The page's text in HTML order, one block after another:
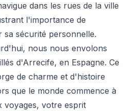
dans les rues de la ville
l'importance de
sécurité personnelle.
nous nous envolons
d'Arrecife, en Espagne. Ce
de charme et d'histoire
que le monde commence à
votre esprit